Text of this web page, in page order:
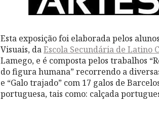
Esta exposição foi elaborada pelos
Visuais, daEscola Secundária de Latino
Lamego, e é composta pelos trabalhos
do figura humana” recorrendo a
e “Galo trajado” com 17 galos de
portuguesa, tais como: calçada